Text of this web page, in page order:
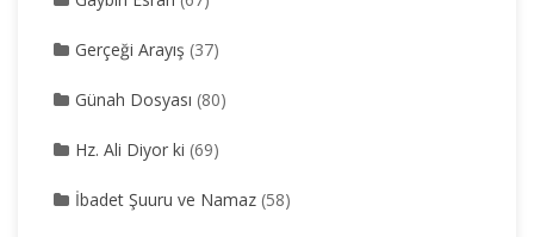
Gerçeği Arayış (37)
Günah Dosyası (80)
Hz. Ali Diyor ki (69)
İbadet Şuuru ve Namaz (58)